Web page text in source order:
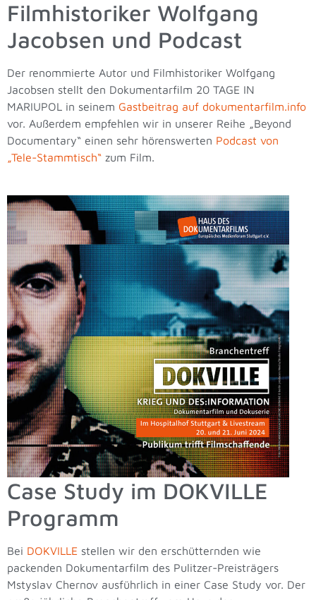
Filmhistoriker Wolfgang
Jacobsen und Podcast
Der renommierte Autor und Filmhistoriker Wolfgang
Jacobsen stellt den Dokumentarfilm 20 TAGE IN
MARIUPOL in seinem Gastbeitrag auf dokumentarfilm.info
vor. Außerdem empfehlen wir in unserer Reihe „Beyond
Documentary“ einen sehr hörenswerten Podcast von
„Tele-Stammtisch“ zum Film.
Case Study im DOKVILLE
Programm
Bei DOKVILLE stellen wir den erschütternden wie
packenden Dokumentarfilm des Pulitzer-Preisträgers
Mstyslav Chernov ausführlich in einer Case Study vor. Der